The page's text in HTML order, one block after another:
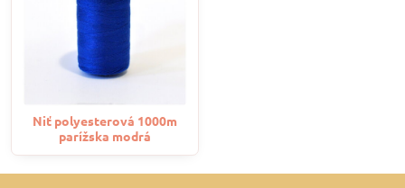
Niť polyesterová 1000m
parížska modrá